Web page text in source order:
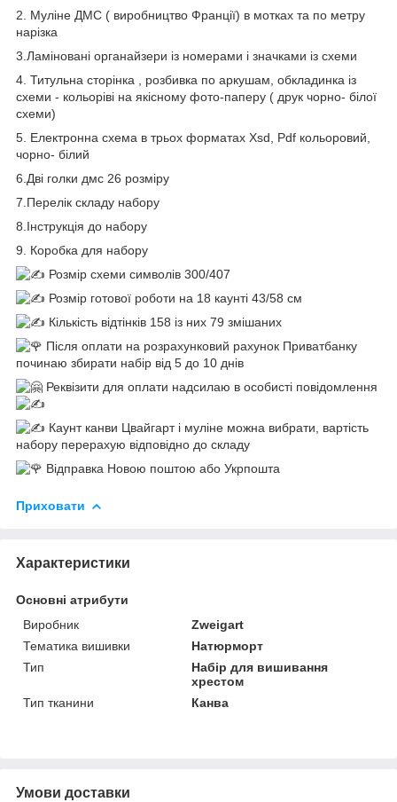
2. Муліне ДМС ( виробництво Франції) в мотках та по метру
нарізка
3.Ламіновані органайзери із номерами і значками із схеми
4. Титульна сторінка , розбивка по аркушам, обкладинка із
схеми - кольоріві на якісному фото-паперу ( друк чорно- білої
схеми)
5. Електронна схема в трьох форматах Xsd, Pdf кольоровий,
чорно- білий
6.Дві голки дмс 26 розміру
7.Перелік складу набору
8.Інструкція до набору
9. Коробка для набору
Розмір схеми символів 300/407
Розмір готової роботи на 18 каунті 43/58 см
Кількість відтінків 158 із них 79 змішаних
Після оплати на розрахунковий рахунок Приватбанку
починаю збирати набір від 5 до 10 днів
Реквізити для оплати надсилаю в особисті повідомлення
Каунт канви Цвайгарт і муліне можна вибрати, вартість
набору перерахую відповідно до складу
Відправка Новою поштою або Укрпошта
Приховати
Характеристики
Основні атрибути
Виробник
Zweigart
Тематика вишивки
Натюрморт
Тип
Набір для вишивання
хрестом
Тип тканини
Канва
Умови доставки